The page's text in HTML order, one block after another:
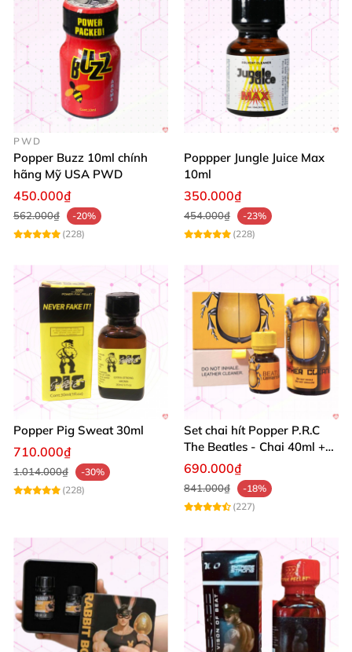
PWD
Popper Buzz 10ml chính
hãng Mỹ USA PWD
450.000₫
562.000₫
-20%
(228)
Poppper Jungle Juice Max
10ml
350.000₫
454.000₫
-23%
(228)
Popper Pig Sweat 30ml
710.000₫
1.014.000₫
-30%
(228)
Set chai hít Popper P.R.C
The Beatles - Chai 40ml +
10ml dành cho Top Bot
690.000₫
841.000₫
-18%
(227)